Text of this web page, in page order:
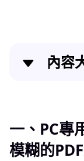
內容
二、線上將
三、關於PDF
一、PC專
模糊的